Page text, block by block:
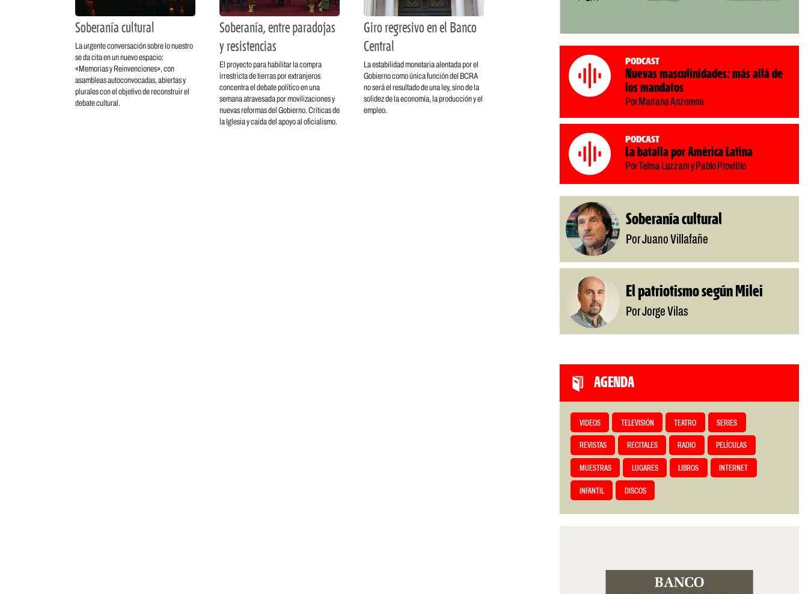
Soberanía cultural
La urgente conversación sobre lo nuestro
se da cita en un nuevo espacio:
«Memorias y Reinvenciones», con
asambleas autoconvocadas, abiertas y
plurales con el objetivo de reconstruir el
debate cultural.
Soberanía, entre paradojas
y resistencias
El proyecto para habilitar la compra
irrestricta de tierras por extranjeros
concentra el debate político en una
semana atravesada por movilizaciones y
nuevas reformas del Gobierno. Críticas de
la Iglesia y caída del apoyo al oficialismo.
Giro regresivo en el Banco
Central
La estabilidad monetaria alentada por el
Gobierno como única función del BCRA
no será el resultado de una ley, sino de la
solidez de la economía, la producción y el
empleo.
Podcast
Nuevas masculinidades: más allá de
los mandatos
Por Mariana Anzorena
Podcast
La batalla por América Latina
Por Telma Luzzani y Pablo Provitilo
Soberanía cultural
Por Juano Villafañe
El patriotismo según Milei
Por Jorge Vilas
AGENDA
VIDEOS TELEVISIÓN TEATRO SERIES
REVISTAS RECITALES RADIO PELÍCULAS
MUESTRAS LUGARES LIBROS INTERNET
INFANTIL DISCOS